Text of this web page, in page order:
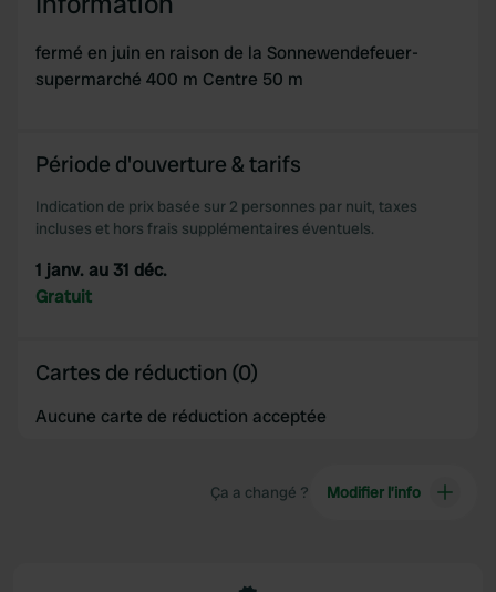
fermé en juin en raison de la Sonnewendefeuer-
supermarché 400 m Centre 50 m
Période d'ouverture & tarifs
Indication de prix basée sur 2 personnes par nuit, taxes
incluses et hors frais supplémentaires éventuels.
1 janv. au 31 déc.
Gratuit
Cartes de réduction (0)
Aucune carte de réduction acceptée
Ça a changé ? Modifier l’info